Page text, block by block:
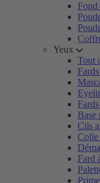
Fond
Yeux
Tout
Base
Cils
Colle
Fard